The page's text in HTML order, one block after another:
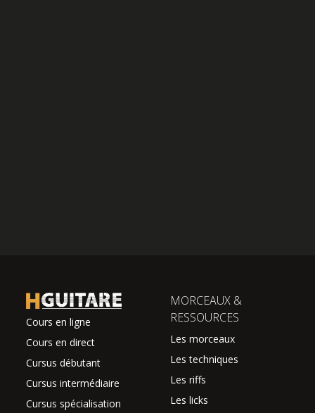
Cours en ligne
Cours en direct
Cursus débutant
Cursus intermédiaire
Cursus spécialisation
MORCEAUX &
RESSOURCES
Les morceaux
Les techniques
Les riffs
Les licks